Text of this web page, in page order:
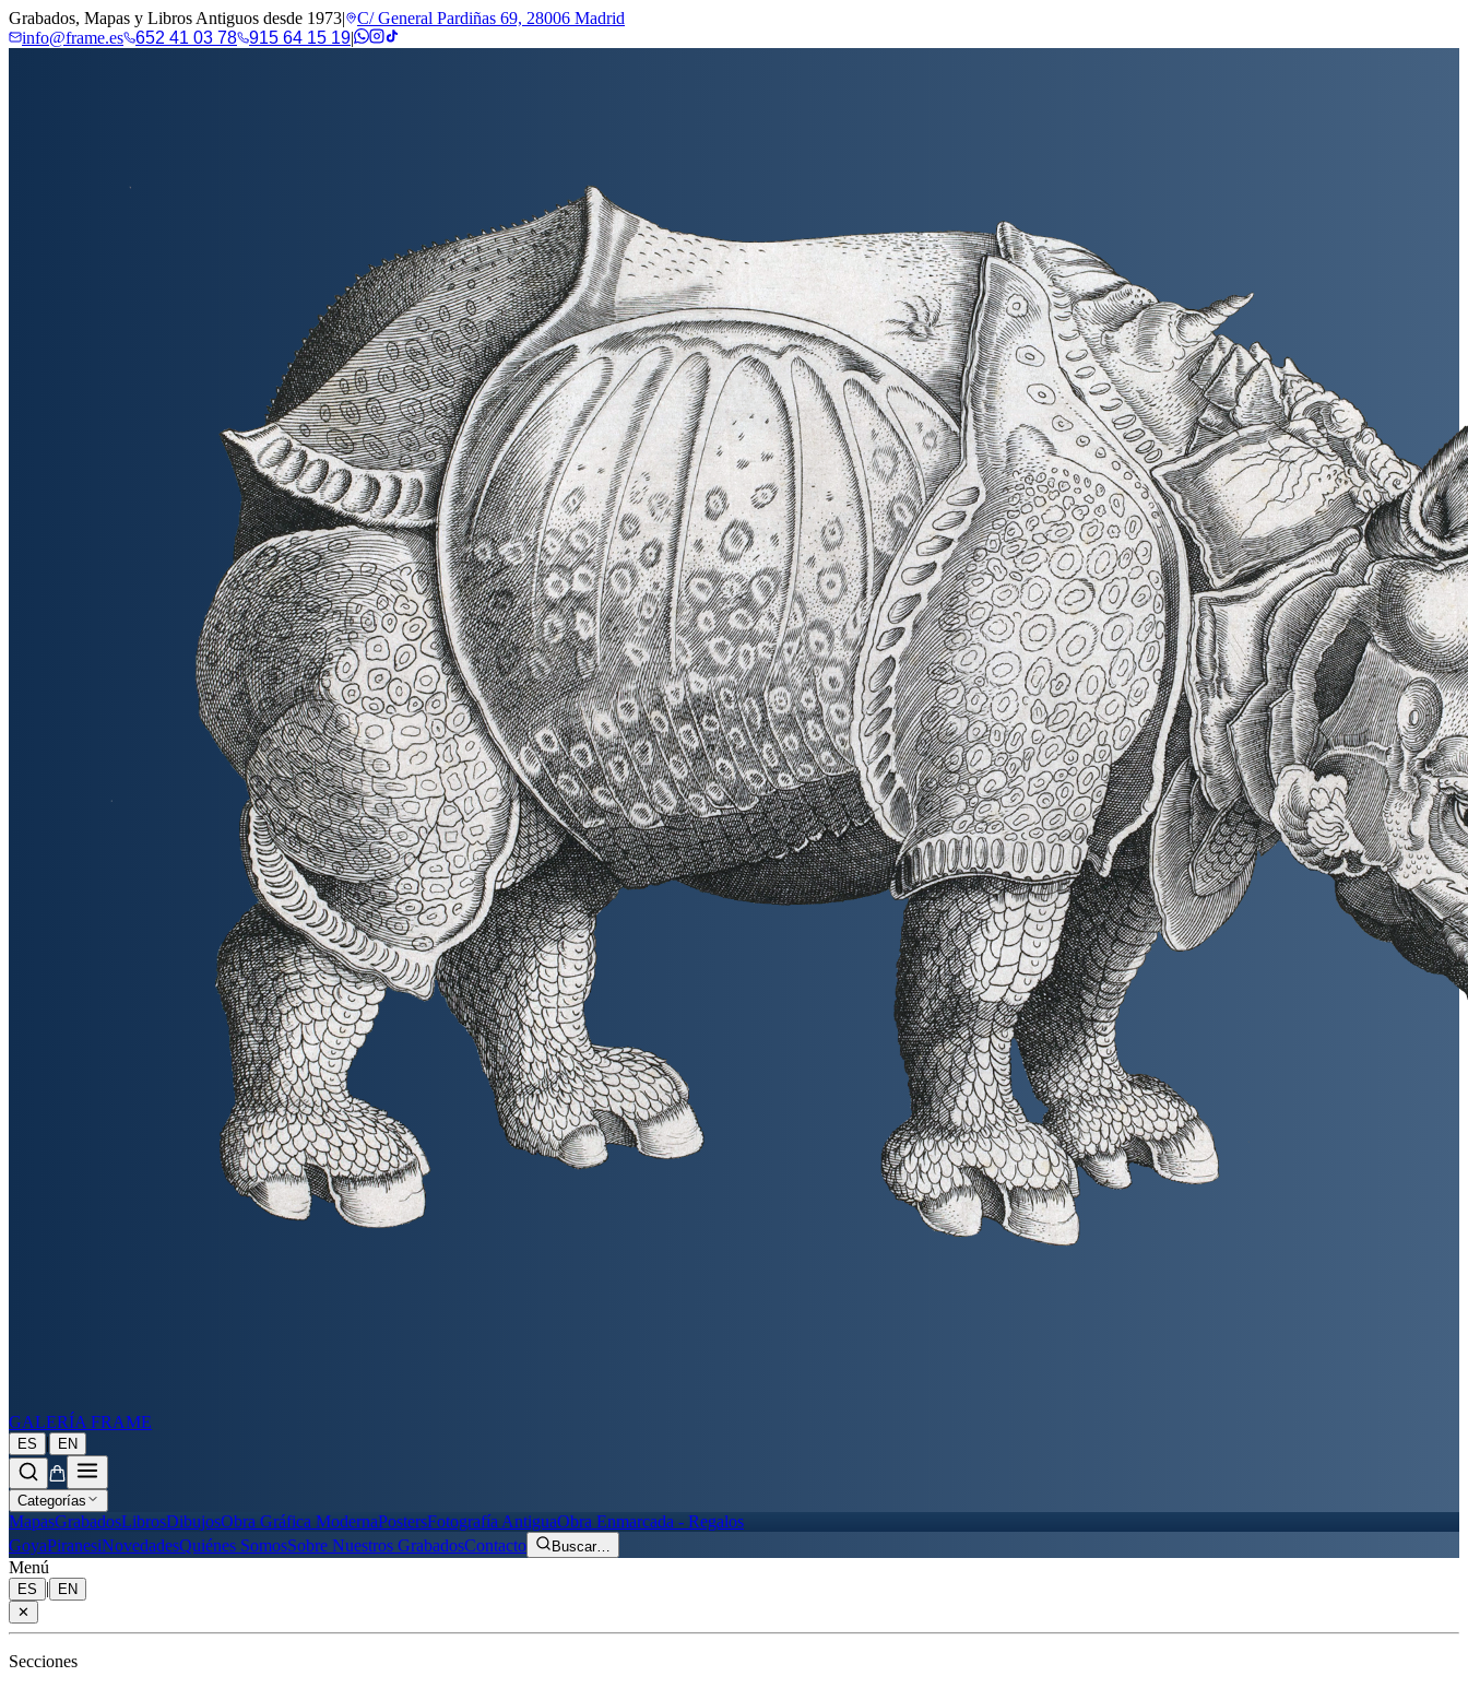
Grabados, Mapas y Libros Antiguos desde 1973|
C/ General Pardiñas 69, 28006 Madrid
info@frame.es
652 41 03 78 915 64 15 19|
GALERÍA FRAME
ES | EN
Categorías
MapasGrabadosLibrosDibujosObra Gráfica ModernaPostersFotografía AntiguaObra Enmarcada - Regalos
GoyaPiranesiNovedadesQuiénes SomosSobre Nuestros GrabadosContacto Buscar…
Menú
ES |
EN
✕
Secciones